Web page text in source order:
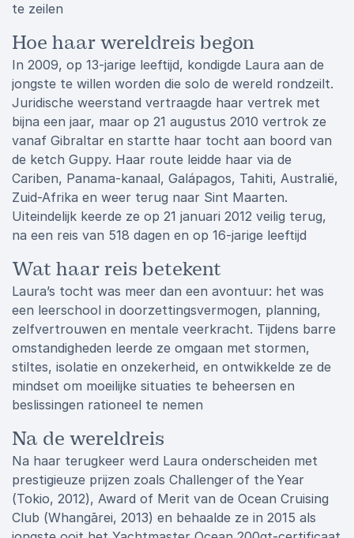
te zeilen
Hoe haar wereldreis begon
In 2009, op 13-jarige leeftijd, kondigde Laura aan de
jongste te willen worden die solo de wereld rondzeilt.
Juridische weerstand vertraagde haar vertrek met
bijna een jaar, maar op 21 augustus 2010 vertrok ze
vanaf Gibraltar en startte haar tocht aan boord van
de ketch Guppy. Haar route leidde haar via de
Cariben, Panama-kanaal, Galápagos, Tahiti, Australië,
Zuid-Afrika en weer terug naar Sint Maarten.
Uiteindelijk keerde ze op 21 januari 2012 veilig terug,
na een reis van 518 dagen en op 16-jarige leeftijd
Wat haar reis betekent
Laura’s tocht was meer dan een avontuur: het was
een leerschool in doorzettingsvermogen, planning,
zelfvertrouwen en mentale veerkracht. Tijdens barre
omstandigheden leerde ze omgaan met stormen,
stiltes, isolatie en onzekerheid, en ontwikkelde ze de
mindset om moeilijke situaties te beheersen en
beslissingen rationeel te nemen
Na de wereldreis
Na haar terugkeer werd Laura onderscheiden met
prestigieuze prijzen zoals Challenger of the Year
(Tokio, 2012), Award of Merit van de Ocean Cruising
Club (Whangārei, 2013) en behaalde ze in 2015 als